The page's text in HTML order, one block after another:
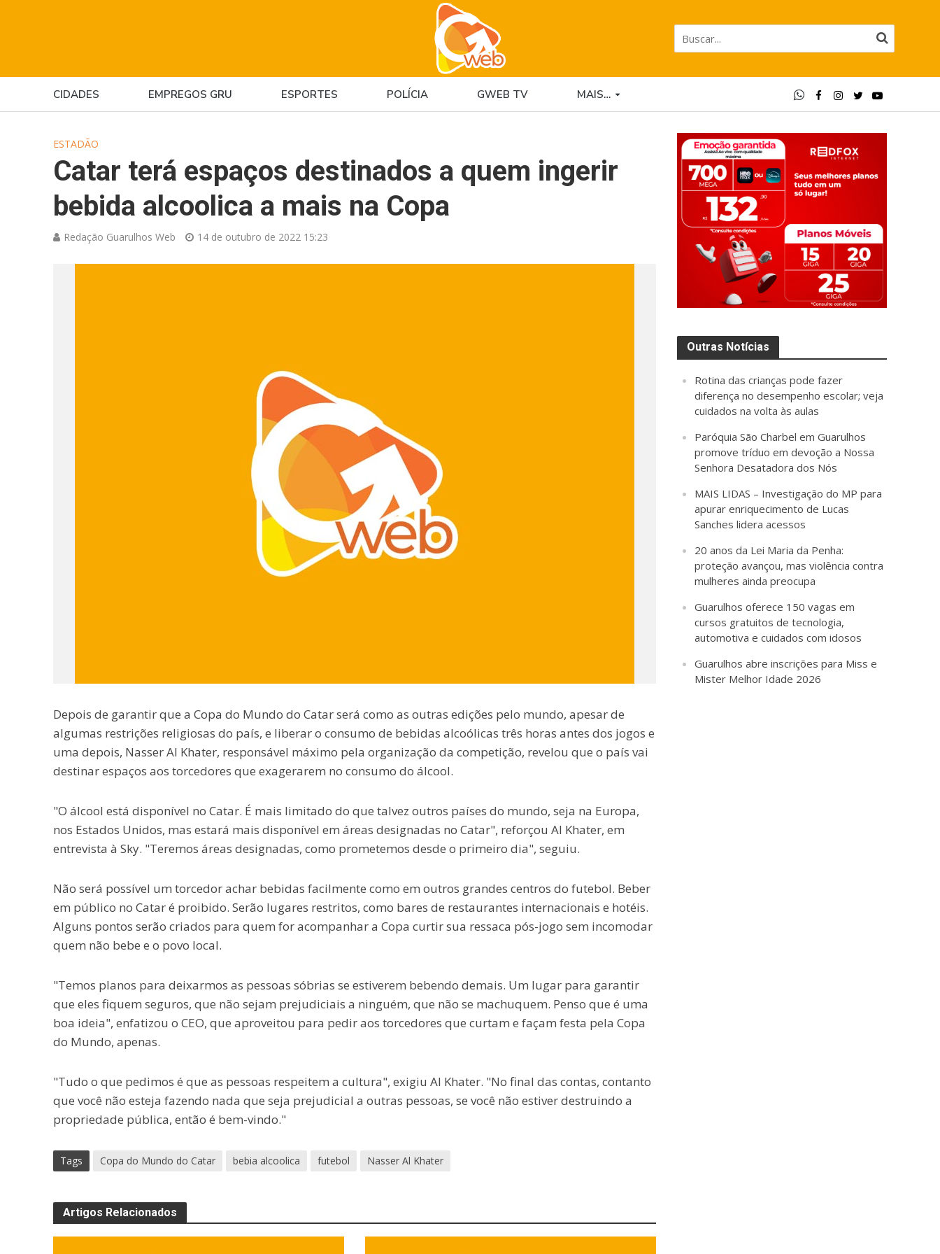
CIDADES EMPREGOS GRU ESPORTES POLÍCIA GWEB TV MAIS…
ESTADÃO
Catar terá espaços destinados a quem ingerir
bebida alcoolica a mais na Copa
Redação Guarulhos Web 14 de outubro de 2022 15:23
Depois de garantir que a Copa do Mundo do Catar será como as outras edições pelo mundo, apesar de
algumas restrições religiosas do país, e liberar o consumo de bebidas alcoólicas três horas antes dos jogos e
uma depois, Nasser Al Khater, responsável máximo pela organização da competição, revelou que o país vai
destinar espaços aos torcedores que exagerarem no consumo do álcool.
"O álcool está disponível no Catar. É mais limitado do que talvez outros países do mundo, seja na Europa,
nos Estados Unidos, mas estará mais disponível em áreas designadas no Catar", reforçou Al Khater, em
entrevista à Sky. "Teremos áreas designadas, como prometemos desde o primeiro dia", seguiu.
Não será possível um torcedor achar bebidas facilmente como em outros grandes centros do futebol. Beber
em público no Catar é proibido. Serão lugares restritos, como bares de restaurantes internacionais e hotéis.
Alguns pontos serão criados para quem for acompanhar a Copa curtir sua ressaca pós-jogo sem incomodar
quem não bebe e o povo local.
"Temos planos para deixarmos as pessoas sóbrias se estiverem bebendo demais. Um lugar para garantir
que eles fiquem seguros, que não sejam prejudiciais a ninguém, que não se machuquem. Penso que é uma
boa ideia", enfatizou o CEO, que aproveitou para pedir aos torcedores que curtam e façam festa pela Copa
do Mundo, apenas.
"Tudo o que pedimos é que as pessoas respeitem a cultura", exigiu Al Khater. "No final das contas, contanto
que você não esteja fazendo nada que seja prejudicial a outras pessoas, se você não estiver destruindo a
propriedade pública, então é bem-vindo."
Tags Copa do Mundo do Catar bebia alcoolica futebol Nasser Al Khater
Artigos Relacionados
Outras Notícias
Rotina das crianças pode fazer
diferença no desempenho escolar; veja
cuidados na volta às aulas
Paróquia São Charbel em Guarulhos
promove tríduo em devoção a Nossa
Senhora Desatadora dos Nós
MAIS LIDAS – Investigação do MP para
apurar enriquecimento de Lucas
Sanches lidera acessos
20 anos da Lei Maria da Penha:
proteção avançou, mas violência contra
mulheres ainda preocupa
Guarulhos oferece 150 vagas em
cursos gratuitos de tecnologia,
automotiva e cuidados com idosos
Guarulhos abre inscrições para Miss e
Mister Melhor Idade 2026